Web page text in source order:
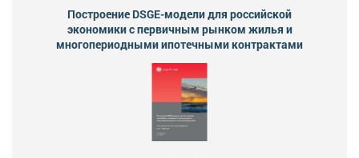
Построение DSGE-модели для российской
экономики с первичным рынком жилья и
многопериодными ипотечными контрактами